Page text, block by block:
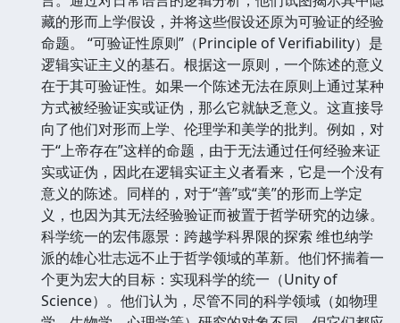
藏的形而上学假设，并将这些假设还原为可验证的经验
命题。 “可验证性原则”（Principle of Verifiability）是
逻辑实证主义的基石。根据这一原则，一个陈述的意义
在于其可验证性。如果一个陈述无法在原则上通过某种
方式被经验证实或证伪，那么它就缺乏意义。这直接导
向了他们对形而上学、伦理学和美学的批判。例如，对
于“上帝存在”这样的命题，由于无法通过任何经验来证
实或证伪，因此在逻辑实证主义者看来，它是一个没有
意义的陈述。同样的，对于“善”或“美”的形而上学定
义，也因为其无法经验验证而被置于哲学研究的边缘。
科学统一的宏伟愿景：跨越学科界限的探索 维也纳学
派的雄心壮志远不止于哲学领域的革新。他们怀揣着一
个更为宏大的目标：实现科学的统一（Unity of
Science）。他们认为，尽管不同的科学领域（如物理